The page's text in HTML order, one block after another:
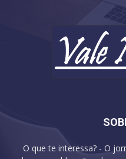
O que te interessa? - O